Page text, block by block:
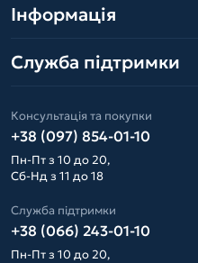
Інформація
Служба підтримки
Консультація та покупки
+38 (097) 854-01-10
Пн-Пт з 10 до 20,
Сб-Нд з 11 до 18
Служба підтримки
+38 (066) 243-01-10
Пн-Пт з 10 до 20,